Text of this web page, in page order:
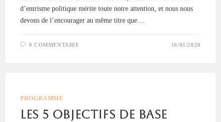
d’entrisme politique mérite toute notre attention, et nous nous
devons de l’encourager au même titre que…
0 COMMENTAIRE 16/01/2020
PROGRAMME
Les 5 objectifs de base